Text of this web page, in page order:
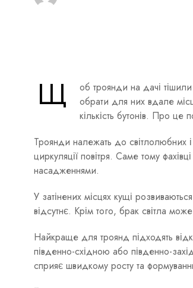
Щ
об троянди на дачі
обрати для них вдале
кількість бутонів. Про це
Троянди належать до світлолюбних
циркуляції повітря. Саме тому
насадженнями.
У затінених місцях кущі
відсутнє. Крім того, брак світла
Найкраще для троянд підходять
південно-східною або південно-
сприяє швидкому росту та